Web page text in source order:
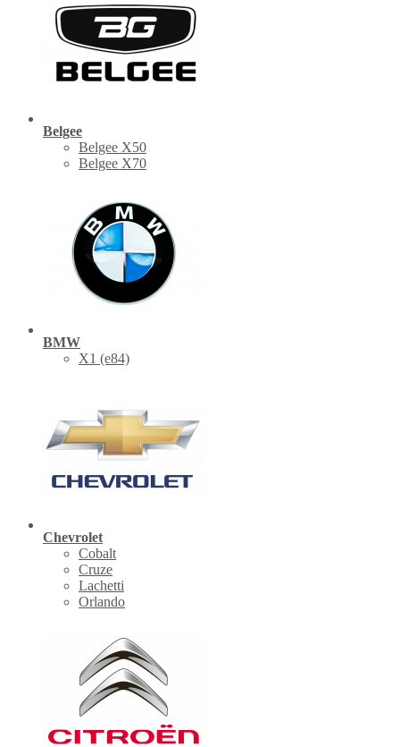
Belgee
Belgee X50
Belgee X70
BMW
X1 (е84)
Chevrolet
Cobalt
Cruze
Lachetti
Orlando